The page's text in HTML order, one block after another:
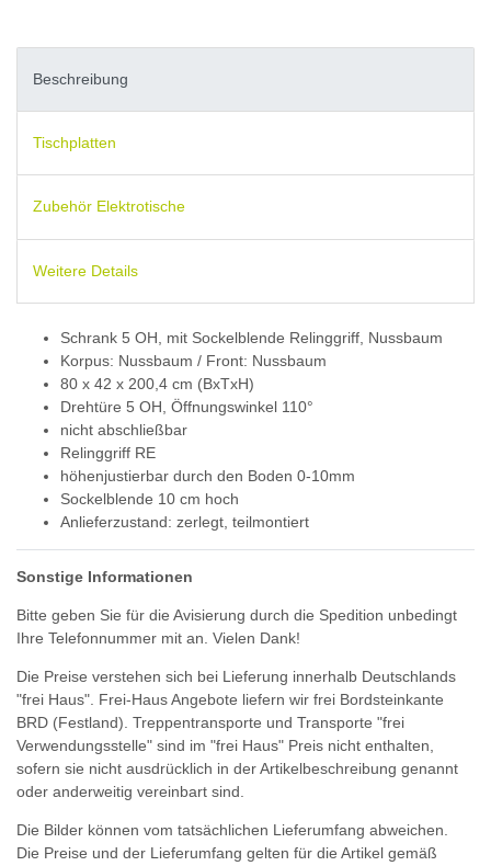
Beschreibung
Tischplatten
Zubehör Elektrotische
Weitere Details
Schrank 5 OH, mit Sockelblende Relinggriff, Nussbaum
Korpus: Nussbaum / Front: Nussbaum
80 x 42 x 200,4 cm (BxTxH)
Drehtüre 5 OH, Öffnungswinkel 110°
nicht abschließbar
Relinggriff RE
höhenjustierbar durch den Boden 0-10mm
Sockelblende 10 cm hoch
Anlieferzustand: zerlegt, teilmontiert
Sonstige Informationen
Bitte geben Sie für die Avisierung durch die Spedition unbedingt
Ihre Telefonnummer mit an. Vielen Dank!
Die Preise verstehen sich bei Lieferung innerhalb Deutschlands
"frei Haus". Frei-Haus Angebote liefern wir frei Bordsteinkante
BRD (Festland). Treppentransporte und Transporte "frei
Verwendungsstelle" sind im "frei Haus" Preis nicht enthalten,
sofern sie nicht ausdrücklich in der Artikelbeschreibung genannt
oder anderweitig vereinbart sind.
Die Bilder können vom tatsächlichen Lieferumfang abweichen.
Die Preise und der Lieferumfang gelten für die Artikel gemäß